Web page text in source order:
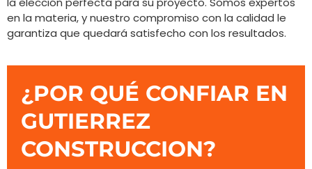
en la materia, y nuestro compromiso con la calidad le
garantiza que quedará satisfecho con los resultados.
¿POR QUÉ CONFIAR EN
GUTIERREZ
CONSTRUCCION?​